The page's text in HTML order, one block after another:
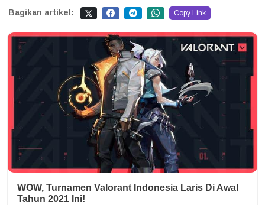
Bagikan artikel: Copy Link
WOW, Turnamen Valorant Indonesia Laris Di Awal
Tahun 2021 Ini!